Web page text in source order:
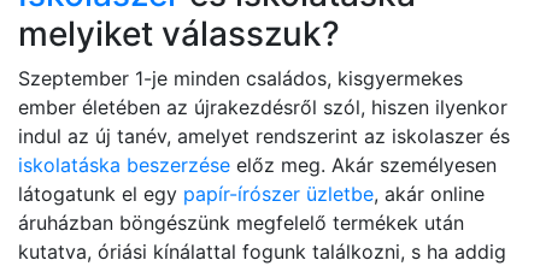
melyiket válasszuk?
Szeptember 1-je minden családos, kisgyermekes
ember életében az újrakezdésről szól, hiszen ilyenkor
indul az új tanév, amelyet rendszerint az iskolaszer és
iskolatáska beszerzése előz meg. Akár személyesen
látogatunk el egy papír-írószer üzletbe, akár online
áruházban böngészünk megfelelő termékek után
kutatva, óriási kínálattal fogunk találkozni, s ha addig